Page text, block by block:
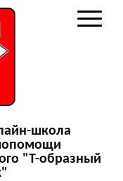
школа
"Т-образный